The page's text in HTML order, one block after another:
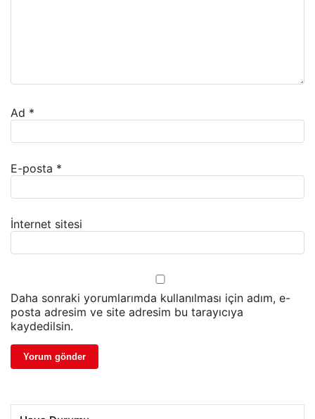
Ad *
E-posta *
İnternet sitesi
Daha sonraki yorumlarımda kullanılması için adım, e-
posta adresim ve site adresim bu tarayıcıya
kaydedilsin.